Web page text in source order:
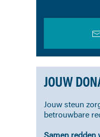
JOUW
Jouw steun
betrouwbare